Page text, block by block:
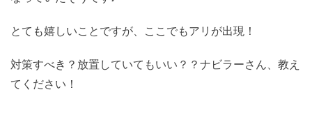
とても嬉しいことですが、ここでもアリが出現！
対策すべき？放置していてもいい？？ナビラーさん、教え
てください！